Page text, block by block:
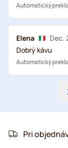
Automatický
Elena
Dec.
Dobrý kávu
Automatický
Pri